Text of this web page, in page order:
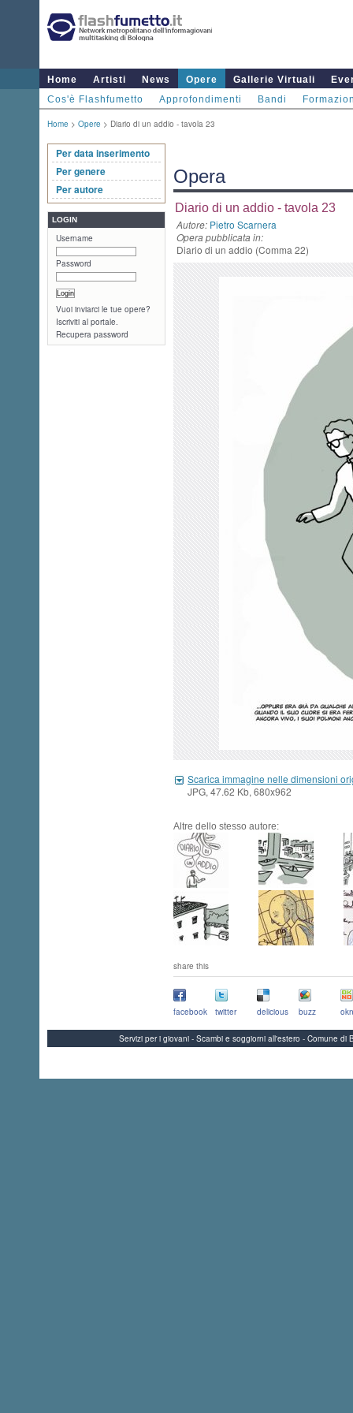
Home Artisti News Opere Gallerie Virtuali
Cos'è Flashfumetto
Approfondimenti Bandi
Home > Opere > Diario di un addio - tavola 23
Per data inserimento
Per genere
Per autore
LOGIN
Username
Password
Vuoi inviarci le tue opere?
Iscriviti al portale.
Recupera password
Opera
Diario di un addio - tavola 23
Autore: Pietro Scarnera
Opera pubblicata in:
Diario di un addio (Comma 22)
Scarica immagine nelle dimensioni
JPG, 47.62 Kb, 680x962
Altre dello stesso autore:
share this
facebook twitter delicious buzz
Servizi per i giovani - Scambi e soggiorni all'estero - Comune